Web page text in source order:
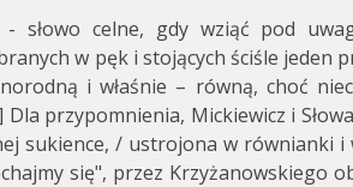
- słowo celne, gdy wziąć pod
w pęk i stojących ściśle jeden
i właśnie – równą, choć
Dla przypomnienia, Mickiewicz i
sukience, / ustrojona w równianki i
się", przez Krzyżanowskiego